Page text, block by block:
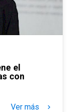
el
con
Ver más keyboard_arrow_right